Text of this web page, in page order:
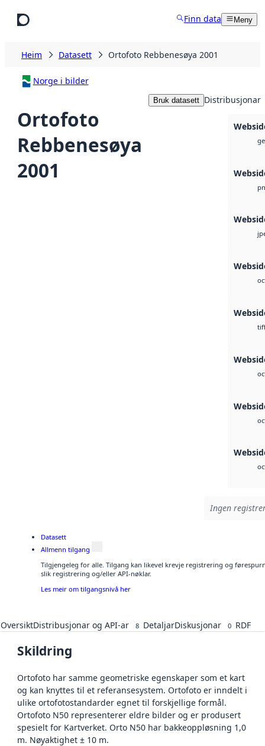
Finn data Meny
Heim Datasett Ortofoto Rebbenesøya 2001
Norge i bilder
Ortofoto
Rebbenesøya
2001
Bruk datasett Distribusjonar
Ingen
Datasett
Allmenn tilgang
Tilgjengeleg for alle. Tilgang kan likevel krevje registrering og
slik registrering og/eller API-nøklar.
Les meir om tilgangsnivå her
OversiktDistribusjonar og API-ar 8 DetaljarDiskusjonar 0 RDF
Skildring
Ortofoto har samme geometriske egenskaper som et kart
og kan knyttes til et referansesystem. Ortofoto er inndelt i
ulike ortofotostandarder egnet til forskjellige formål.
Ortofoto N50 representerer eldre bilder og er produsert
spesielt for Kartverket. Orto N50 har bakkeoppløsning 1,0
m. Nøyaktighet ± 10 m.